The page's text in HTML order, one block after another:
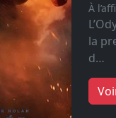
À
la
d…